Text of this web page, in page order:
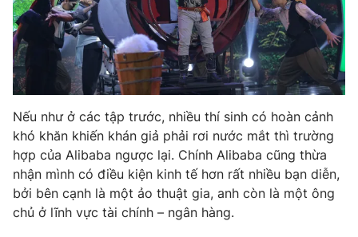
VTV Money VTV Thể thao
VTV Sức khoẻ Bất động sản
VTV4 Vươn mình bằng AI
VTV9 VTV8
Nếu như ở các tập trước, nhiều thí sinh có hoàn cảnh
khó khăn khiến khán giả phải rơi nước mắt thì trường
hợp của Alibaba ngược lại. Chính Alibaba cũng thừa
nhận mình có điều kiện kinh tế hơn rất nhiều bạn diễn,
bởi bên cạnh là một ảo thuật gia, anh còn là một ông
chủ ở lĩnh vực tài chính – ngân hàng.